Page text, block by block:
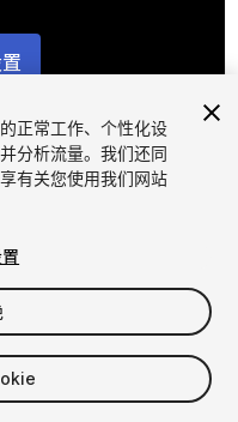
正常工作、个性化设
分析流量。我们还同
有关您使用我们网站